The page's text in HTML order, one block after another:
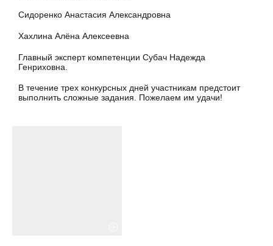
Сидоренко Анастасия Александровна
Хахлина Алёна Алексеевна
Главный эксперт компетенции Субач Надежда
Генриховна.
В течение трех конкурсных дней участникам предстоит
выполнить сложные задания. Пожелаем им удачи!